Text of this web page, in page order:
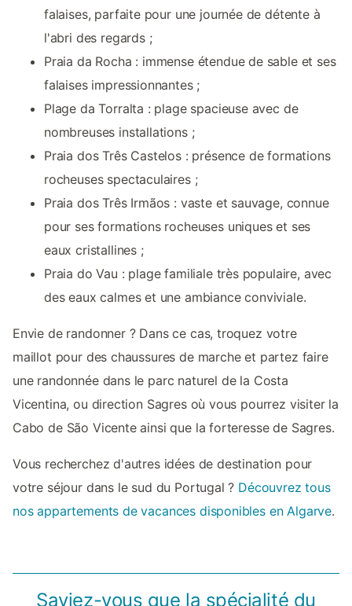
falaises, parfaite pour une journée de détente à
l'abri des regards ;
Praia da Rocha : immense étendue de sable et ses
falaises impressionnantes ;
Plage da Torralta : plage spacieuse avec de
nombreuses installations ;
Praia dos Três Castelos : présence de formations
rocheuses spectaculaires ;
Praia dos Três Irmãos : vaste et sauvage, connue
pour ses formations rocheuses uniques et ses
eaux cristallines ;
Praia do Vau : plage familiale très populaire, avec
des eaux calmes et une ambiance conviviale.
Envie de randonner ? Dans ce cas, troquez votre
maillot pour des chaussures de marche et partez faire
une randonnée dans le parc naturel de la Costa
Vicentina, ou direction Sagres où vous pourrez visiter la
Cabo de São Vicente ainsi que la forteresse de Sagres.
Vous recherchez d'autres idées de destination pour
votre séjour dans le sud du Portugal ? Découvrez tous
nos appartements de vacances disponibles en Algarve.
Saviez-vous que la spécialité du